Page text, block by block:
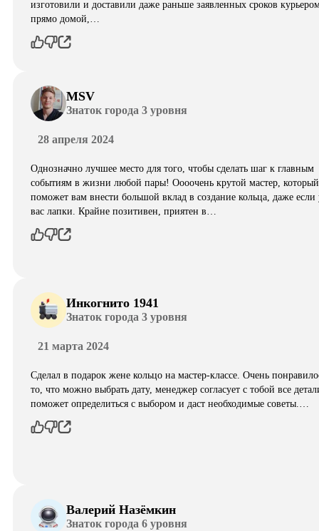
изготовили и доставили даже раньше заявленных сроков
прямо домой,…
MSV
Знаток города 3 уровня
28 апреля 2024
Однозначно лучшее место для того, чтобы сделать шаг к главным
событиям в жизни любой пары! Оооочень крутой мастер, который
поможет вам внести большой вклад в создание кольца, даже если
вас лапки. Крайне позитивен, приятен в…
Инкогнито 1941
Знаток города 3 уровня
21 марта 2024
Сделал в подарок жене кольцо на мастер-классе. Очень
то, что можно выбрать дату, менеджер согласует с тобой все
поможет определиться с выбором и даст необходимые советы.…
Валерий Назёмкин
Знаток города 6 уровня